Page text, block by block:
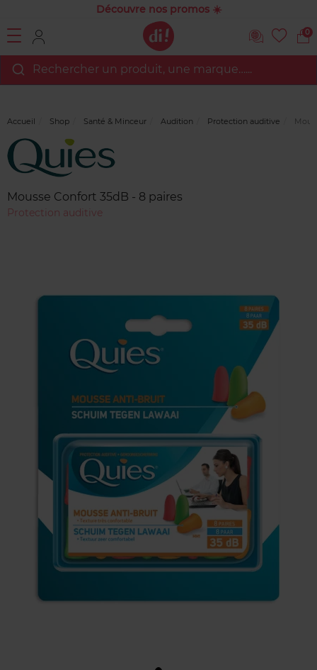
Découvre nos promos ☀️
0
Rechercher un produit, une marque…...
Accueil Shop Santé & Minceur Audition Protection auditive
Marque
Mousse Confort 35dB - 8 paires
Protection auditive